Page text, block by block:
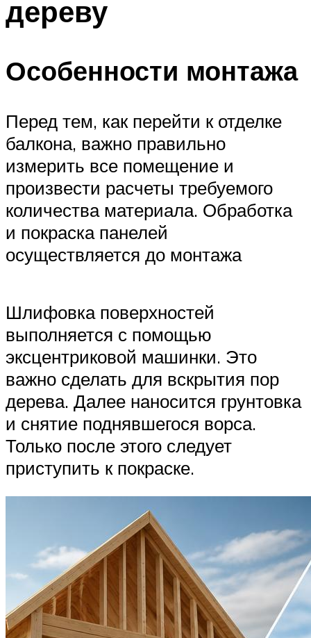
дереву
Особенности монтажа
Перед тем, как перейти к отделке
балкона, важно правильно
измерить все помещение и
произвести расчеты требуемого
количества материала. Обработка
и покраска панелей
осуществляется до монтажа
Шлифовка поверхностей
выполняется с помощью
эксцентриковой машинки. Это
важно сделать для вскрытия пор
дерева. Далее наносится грунтовка
и снятие поднявшегося ворса.
Только после этого следует
приступить к покраске.